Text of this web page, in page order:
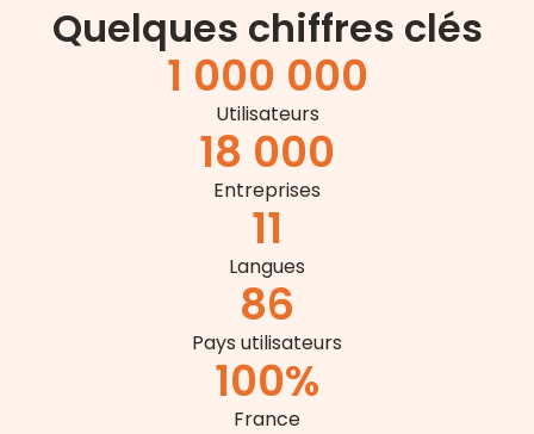
Quelques chiffres clés
1 000 000
Utilisateurs
18 000
Entreprises
11
Langues
86
Pays utilisateurs
100%
France